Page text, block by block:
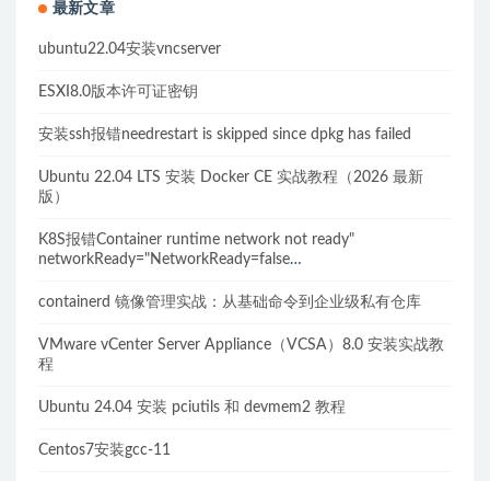
最新文章
ubuntu22.04安装vncserver
ESXI8.0版本许可证密钥
安装ssh报错needrestart is skipped since dpkg has failed
Ubuntu 22.04 LTS 安装 Docker CE 实战教程（2026 最新
版）
K8S报错Container runtime network not ready"
networkReady="NetworkReady=false
containerd 镜像管理实战：从基础命令到企业级私有仓库
VMware vCenter Server Appliance（VCSA）8.0 安装实战教
程
Ubuntu 24.04 安装 pciutils 和 devmem2 教程
Centos7安装gcc-11